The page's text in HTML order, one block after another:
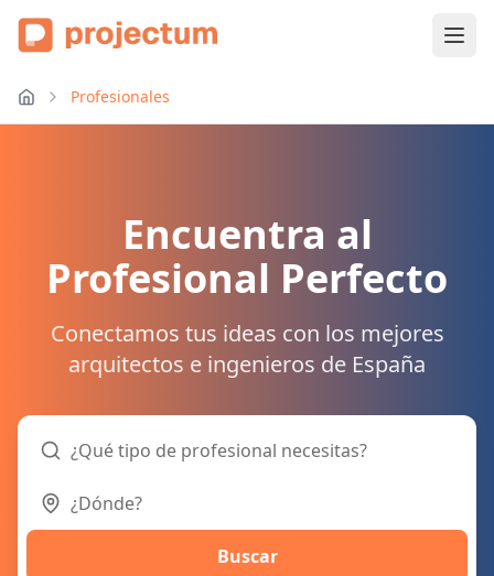
Profesionales
Encuentra al
Profesional Perfecto
Conectamos tus ideas con los mejores
arquitectos e ingenieros de España
Buscar